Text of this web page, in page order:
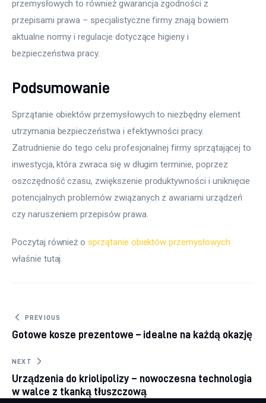
przemysłowych to również gwarancja zgodności z
przepisami prawa – specjalistyczne firmy znają bowiem
aktualne normy i regulacje dotyczące higieny i
bezpieczeństwa pracy.
Podsumowanie
Sprzątanie obiektów przemysłowych to niezbędny element
utrzymania bezpieczeństwa i efektywności pracy.
Zatrudnienie do tego celu profesjonalnej firmy sprzątającej to
inwestycja, która zwraca się w długim terminie, poprzez
oszczędność czasu, zwiększenie produktywności i uniknięcie
potencjalnych problemów związanych z awariami urządzeń
czy naruszeniem przepisów prawa.
Poczytaj również o sprzątanie obiektów przemysłowych
właśnie tutaj.
Nawigacja wpisu
PREVIOUS
Gotowe kosze prezentowe – idealne na każdą okazję
NEXT
Urządzenia do kriolipolizy – nowoczesna technologia
w walce z tkanką tłuszczową